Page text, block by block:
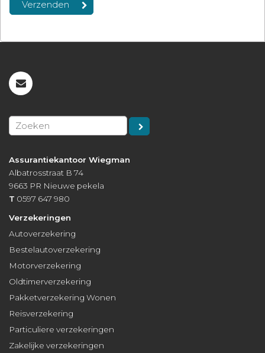
Assurantiekantoor Wiegman
Albatrosstraat B 74
9663 PR Nieuwe pekela
T 0597 647 980
Verzekeringen
Autoverzekering
Bestelautoverzekering
Motorverzekering
Oldtimerverzekering
Pakketverzekering Wonen
Reisverzekering
Particuliere verzekeringen
Zakelijke verzekeringen